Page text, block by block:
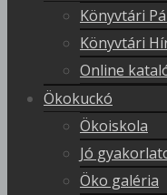
Könyvtári
Könyvtári
Online
Ökokuckó
Ökoiskola
Jó
Öko galéria